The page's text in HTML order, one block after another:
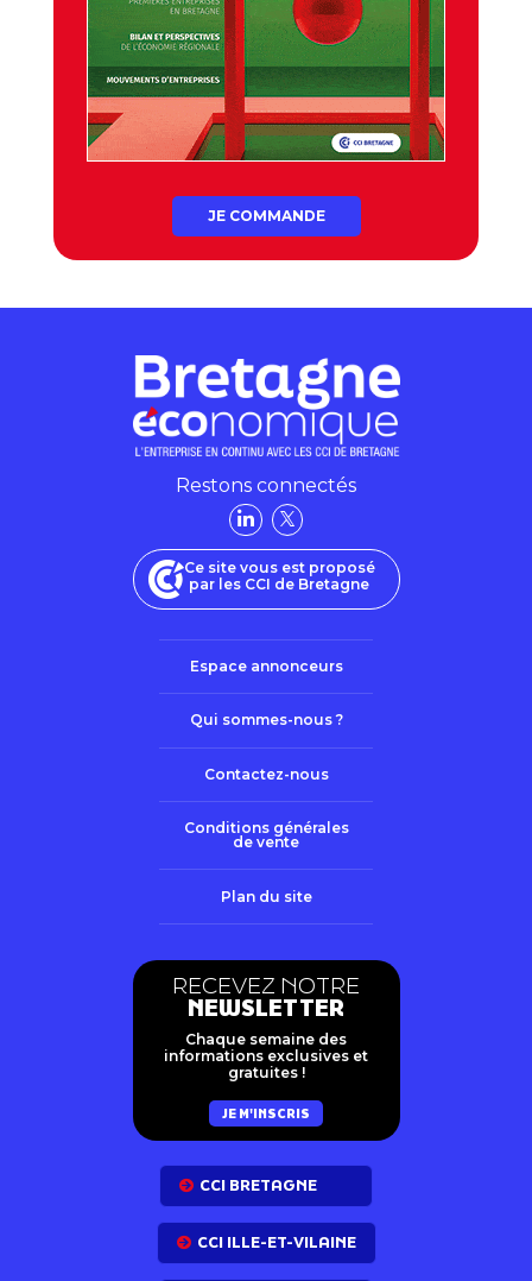
JE COMMANDE
Restons connectés
Ce site vous est proposé
par les CCI de Bretagne
Espace annonceurs
Qui sommes-nous ?
Contactez-nous
Conditions générales
de vente
Plan du site
RECEVEZ NOTRE
NEWSLETTER
Chaque semaine des
informations exclusives et
gratuites !
JE M'INSCRIS
CCI BRETAGNE
CCI ILLE-ET-VILAINE